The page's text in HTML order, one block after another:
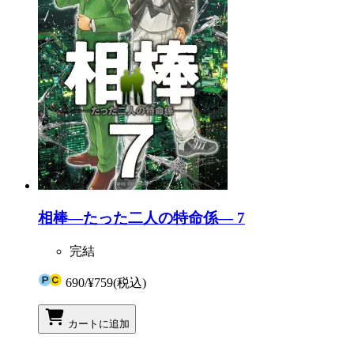
相棒―たった二人の特命係― 7
完結
690/¥759(税込)
カートに追加